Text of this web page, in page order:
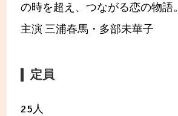
の時を超え、つながる恋の物語。
主演 三浦春馬・多部未華子
定員
25人